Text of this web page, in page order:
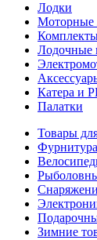
Лодки
Моторные
Лодочные
Катера и
Палатки
Товары
Зимние